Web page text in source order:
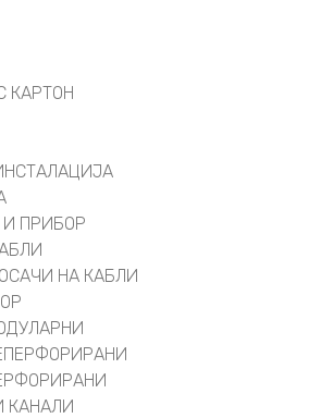
КАРТОН
ПРИБОР
НА КАБЛИ
КАНАЛИ